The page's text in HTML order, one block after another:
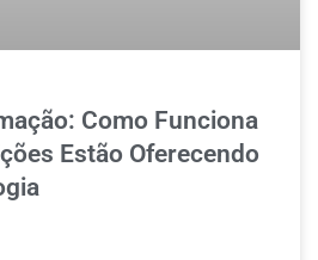
Como Funciona
Estão Oferecendo